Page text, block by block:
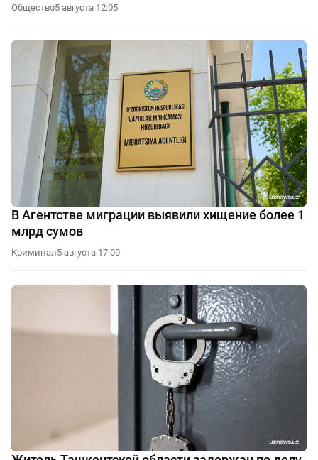
Общество5 августа 12:05
В Агентстве миграции выявили хищение более 1
млрд сумов
Криминал5 августа 17:00